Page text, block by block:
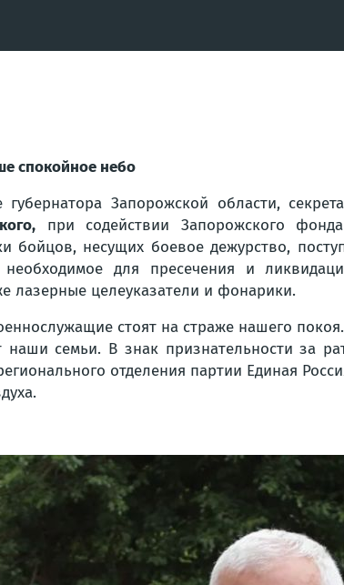
спокойное небо
Запорожской области,
при содействии Запорожского
бойцов, несущих боевое дежурство,
необходимое для пресечения и
лазерные целеуказатели и фонарики.
стоят на страже нашего
семьи. В знак признательности за
отделения партии Единая